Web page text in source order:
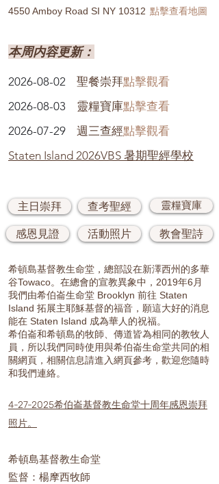
4550 Amboy Road SI NY 10312 點擊查看地圖
本周内容更新：
2026-08-02 聖餐崇拜點擊觀看
2026-08-03 靈糧寶庫點擊查看
2026-07-29 週三查經點擊觀看
Staten Island 2026VBS 暑期聖經學校
希頓島基督教生命堂，總部設在新澤西州的多華
谷Towaco。在總會的宣教異象中，2019年6月
我們由希伯崙生命堂 Brooklyn 前往 Staten
Island 拓展主耶穌基督的福音，願這大好的消息
能在 Staten Island 成為華人的祝福。
希伯崙和希頓島的牧師、傳道皆為相同的教牧人
員，所以我們同時使用與希伯崙生命堂共同的相
關網頁，相關信息請進入網頁參考，歡迎您隨時
和我們連絡。
4-27-2025希伯崙基督教生命堂十周年感恩崇拜
照片。
希頓島基督教生命堂
監督：楊摩西牧師
主日崇拜
感恩見證
查考聖經
活動照片
靈糧寶庫
教會聖詩